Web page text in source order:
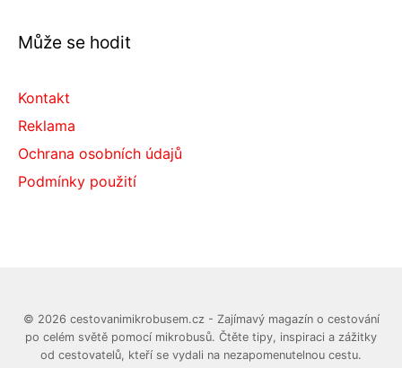
Může se hodit
Kontakt
Reklama
Ochrana osobních údajů
Podmínky použití
© 2026 cestovanimikrobusem.cz - Zajímavý magazín o cestování
po celém světě pomocí mikrobusů. Čtěte tipy, inspiraci a zážitky
od cestovatelů, kteří se vydali na nezapomenutelnou cestu.